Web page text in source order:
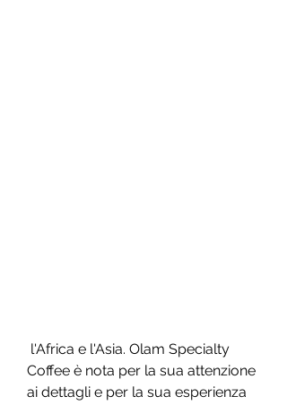
Coffee è nota per la sua attenzione
ai dettagli e per la sua esperienza